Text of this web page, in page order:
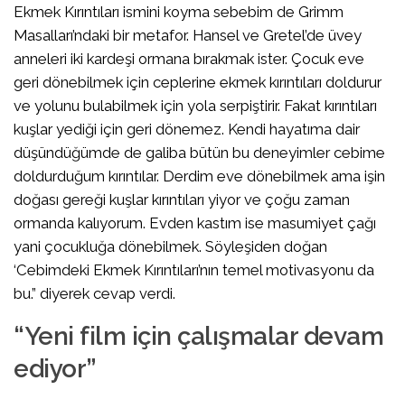
Ekmek Kırıntıları ismini koyma sebebim de Grimm
Masalları’ndaki bir metafor. Hansel ve Gretel’de üvey
anneleri iki kardeşi ormana bırakmak ister. Çocuk eve
geri dönebilmek için ceplerine ekmek kırıntıları doldurur
ve yolunu bulabilmek için yola serpiştirir. Fakat kırıntıları
kuşlar yediği için geri dönemez. Kendi hayatıma dair
düşündüğümde de galiba bütün bu deneyimler cebime
doldurduğum kırıntılar. Derdim eve dönebilmek ama işin
doğası gereği kuşlar kırıntıları yiyor ve çoğu zaman
ormanda kalıyorum. Evden kastım ise masumiyet çağı
yani çocukluğa dönebilmek. Söyleşiden doğan
‘Cebimdeki Ekmek Kırıntıları’nın temel motivasyonu da
bu.” diyerek cevap verdi.
“Yeni film için çalışmalar devam
ediyor”